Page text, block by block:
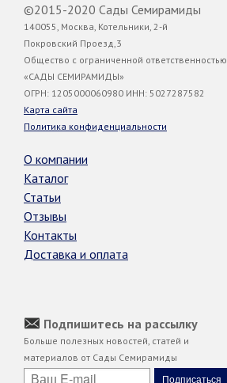
©2015-2020 Сады Семирамиды
140055, Москва, Котельники, 2-й
Покровский Проезд,3
Общество с ограниченной ответственностью
«САДЫ СЕМИРАМИДЫ»
ОГРН: 1205000060980 ИНН: 5027287582
Карта сайта
Политика конфиденциальности
О компании
Каталог
Статьи
Отзывы
Контакты
Доставка и оплата
Подпишитесь на рассылку
Больше полезных новостей, статей и
материалов от Сады Семирамиды